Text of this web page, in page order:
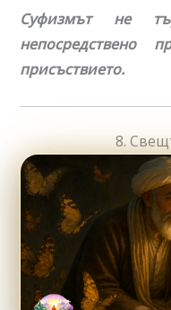
Суфизмът не
непосредствено
присъствието.
8.